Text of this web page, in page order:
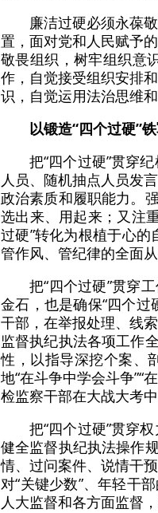
廉洁过硬必须永葆
置，面对党和人民赋予
敬畏组织，树牢组织意
作，自觉接受组织安排
识，自觉运用法治思维
以锻造“四个过硬”
把“四个过硬”贯穿
人员、随机抽点人员发
政治素质和履职能力。
选出来、用起来；又注
过硬”转化为根植于心
管作风、管纪律的全面
把“四个过硬”贯穿
金石，也是确保“四个
干部，在举报处理、线
监督执纪执法各项工作
性，以指导深挖个案、
地“在斗争中学会斗争”“
检监察干部在大战大考
把“四个过硬”贯穿
健全监督执纪执法操作
情、过问案件、说情干
对“关键少数”、年轻干
人大监督和各方面监督